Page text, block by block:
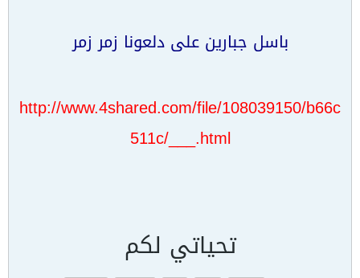
باسل جبارين على دلعونا زمر زمر
http://www.4shared.com/file/108039150/b66c
511c/___.html
تحياتي لكم